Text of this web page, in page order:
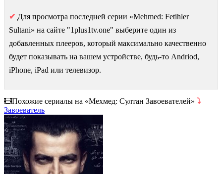
✔ Для просмотра последней серии «Mehmed: Fetihler
Sultani» на сайте "1plus1tv.one" выберите один из
добавленных плееров, который максимально качественно
будет показывать на вашем устройстве, будь-то Andriod,
iPhone, iPad или телевизор.
Похожие сериалы на «Мехмед: Султан Завоевателей» ⤵
Завоеватель